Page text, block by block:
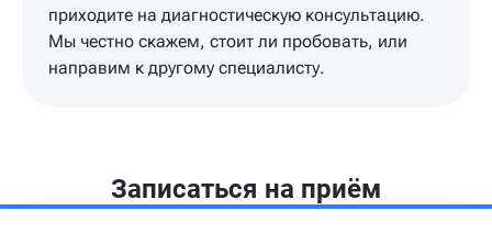
приходите на диагностическую консультацию.
Мы честно скажем, стоит ли пробовать, или
направим к другому специалисту.
Записаться на приём